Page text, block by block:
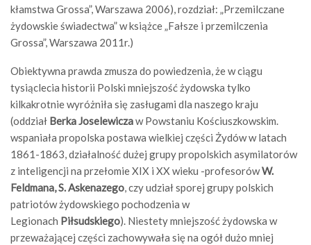
kłamstwa Grossa”, Warszawa 2006), rozdział: „Przemilczane
żydowskie świadectwa” w książce „Fałsze i przemilczenia
Grossa”, Warszawa 2011r.)
Obiektywna prawda zmusza do powiedzenia, że w ciągu
tysiąclecia historii Polski mniejszość żydowska tylko
kilkakrotnie wyróżniła się zasługami dla naszego kraju
(oddział Berka Joselewiczaw Powstaniu Kościuszkowskim.
wspaniała propolska postawa wielkiej części Żydów w latach
1861-1863, działalność dużej grupy propolskich asymilatorów
z inteligencji na przełomie XIX i XX wieku -profesorówW.
Feldmana, S. Askenazego, czy udział sporej grupy polskich
patriotów żydowskiego pochodzenia w
Legionach Piłsudskiego). Niestety mniejszość żydowska w
przeważającej części zachowywała się na ogół dużo mniej